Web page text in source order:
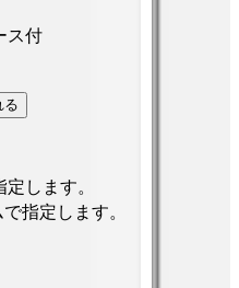
ス付
します。
指定します。